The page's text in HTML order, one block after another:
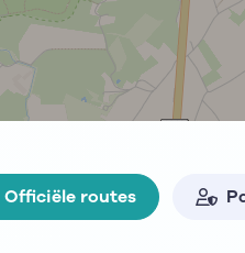
Officiële routes